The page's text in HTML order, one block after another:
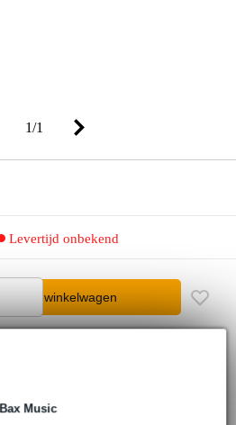
Music
1/1
Levertijd onbekend
In winkelwagen
garantie